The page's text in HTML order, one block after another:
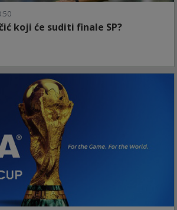
koji će suditi finale SP?